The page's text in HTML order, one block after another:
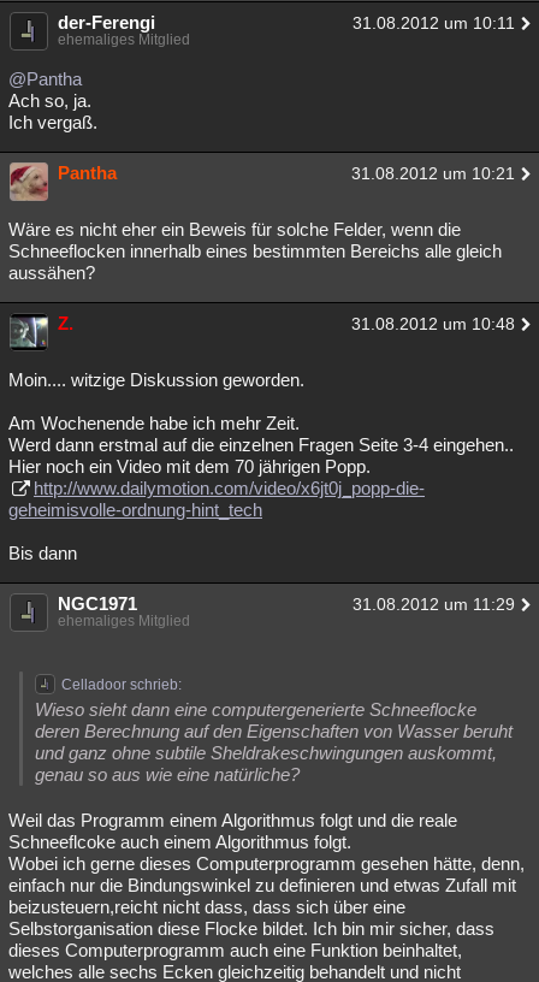
der-Ferengi 31.08.2012 um 10:11
ehemaliges Mitglied
@Pantha
Ach so, ja.
Ich vergaß.
Pantha 31.08.2012 um 10:21
Wäre es nicht eher ein Beweis für solche Felder, wenn die
Schneeflocken innerhalb eines bestimmten Bereichs alle gleich
aussähen?
Z. 31.08.2012 um 10:48
Moin.... witzige Diskussion geworden.
Am Wochenende habe ich mehr Zeit.
Werd dann erstmal auf die einzelnen Fragen Seite 3-4 eingehen..
Hier noch ein Video mit dem 70 jährigen Popp.
http://www.dailymotion.com/video/x6jt0j_popp-die-
geheimisvolle-ordnung-hint_tech
Bis dann
NGC1971 31.08.2012 um 11:29
ehemaliges Mitglied
Celladoor schrieb:
Wieso sieht dann eine computergenerierte Schneeflocke
deren Berechnung auf den Eigenschaften von Wasser beruht
und ganz ohne subtile Sheldrakeschwingungen auskommt,
genau so aus wie eine natürliche?
Weil das Programm einem Algorithmus folgt und die reale
Schneeflcoke auch einem Algorithmus folgt.
Wobei ich gerne dieses Computerprogramm gesehen hätte, denn,
einfach nur die Bindungswinkel zu definieren und etwas Zufall mit
beizusteuern,reicht nicht dass, dass sich über eine
Selbstorganisation diese Flocke bildet. Ich bin mir sicher, dass
dieses Computerprogramm auch eine Funktion beinhaltet,
welches alle sechs Ecken gleichzeitig behandelt und nicht